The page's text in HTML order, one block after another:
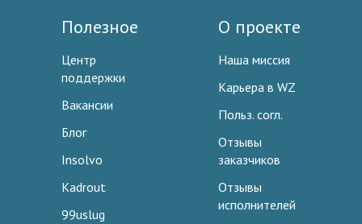
Полезное
Центр
поддержки
Вакансии
Блог
Insolvo
Kadrout
99uslug
О проекте
Наша миссия
Карьера в WZ
Польз. согл.
Отзывы
заказчиков
Отзывы
исполнителей